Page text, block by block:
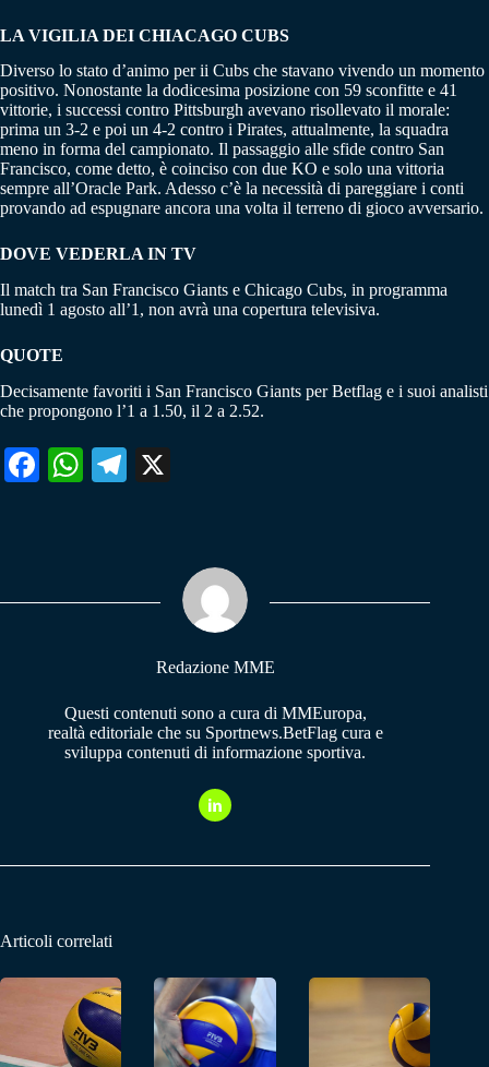
LA VIGILIA DEI CHIACAGO CUBS
Diverso lo stato d’animo per ii Cubs che stavano vivendo un momento
positivo. Nonostante la dodicesima posizione con 59 sconfitte e 41
vittorie, i successi contro Pittsburgh avevano risollevato il morale:
prima un 3-2 e poi un 4-2 contro i Pirates, attualmente, la squadra
meno in forma del campionato. Il passaggio alle sfide contro San
Francisco, come detto, è coinciso con due KO e solo una vittoria
sempre all’Oracle Park. Adesso c’è la necessità di pareggiare i conti
provando ad espugnare ancora una volta il terreno di gioco avversario.
DOVE VEDERLA IN TV
Il match tra San Francisco Giants e Chicago Cubs, in programma
lunedì 1 agosto all’1, non avrà una copertura televisiva.
QUOTE
Decisamente favoriti i San Francisco Giants per Betflag e i suoi analisti
che propongono l’1 a 1.50, il 2 a 2.52.
Fa W
pp
Te
m
Redazione MME
Questi contenuti sono a cura di MMEuropa,
realtà editoriale che su Sportnews.BetFlag cura e
sviluppa contenuti di informazione sportiva.
Articoli correlati